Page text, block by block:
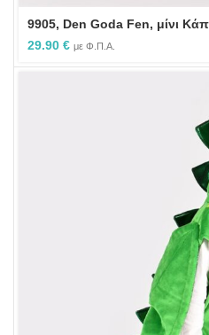
9905, Den Goda Fen, μίνι
29.90 € με Φ.Π.Α.